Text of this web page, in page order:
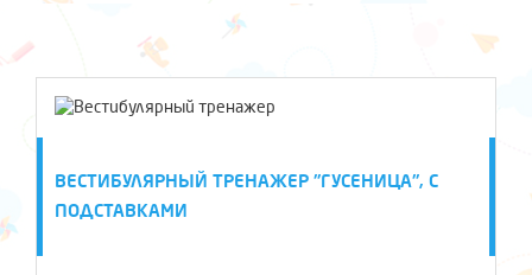
ВЕСТИБУЛЯРНЫЙ ТРЕНАЖЕР "ГУСЕНИЦА", С
ПОДСТАВКАМИ